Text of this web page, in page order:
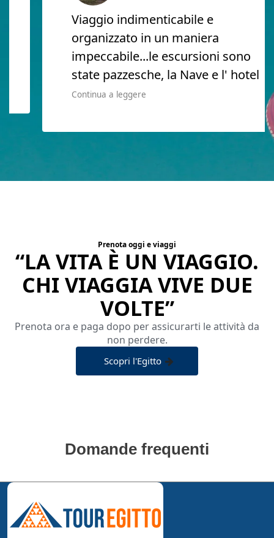
Viaggio indimenticabile e
organizzato in un maniera
impeccabile...le escursioni sono
state pazzesche, la Nave e l' hotel
Continua a leggere
Prenota oggi e viaggi
“LA VITA È UN VIAGGIO.
CHI VIAGGIA VIVE DUE
VOLTE”
Prenota ora e paga dopo per assicurarti le attività da
non perdere.
Scopri l'Egitto
Domande frequenti